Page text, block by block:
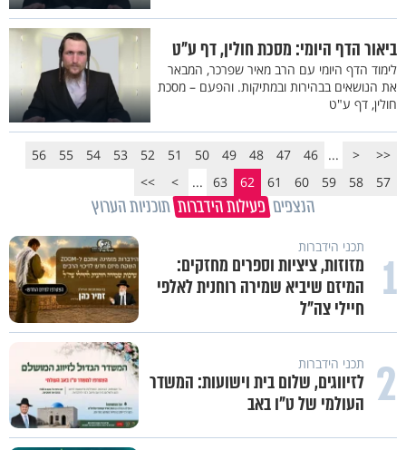
ביאור הדף היומי: מסכת חולין, דף ע"ט
לימוד הדף היומי עם הרב מאיר שפרכר, המבאר
את הנושאים בבהירות ובמתיקות. והפעם – מסכת
חולין, דף ע"ט
<<
<
...
46
47
48
49
50
51
52
53
54
55
56
57
58
59
60
61
62
63
...
>
>>
הנצפים פעילות הידברות תוכניות הערוץ
1 וידיאו מגזין
"הגמגום לא מגדיר אותי": ישראל
שטרן על המגבלה שלא עוצרת אותו
2 תכני ערוץ הידברות
חלום אדיר: מקבץ סגולות